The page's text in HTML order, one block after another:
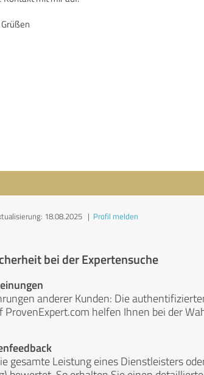
18.08.2025 | Profil melden
bei der Expertensuche
anderer Kunden: Die
ProvenExpert.com helfen Ihnen bei der
gesamte Leistung eines Dienstleisters